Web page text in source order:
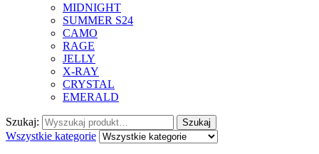
MIDNIGHT
SUMMER S24
CAMO
RAGE
JELLY
X-RAY
CRYSTAL
EMERALD
Szukaj: Szukaj
Wszystkie kategorie